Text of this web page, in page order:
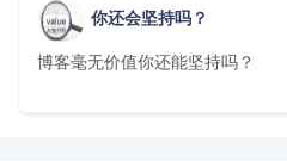
你还会坚持吗？
博客毫无价值你还能坚持吗？